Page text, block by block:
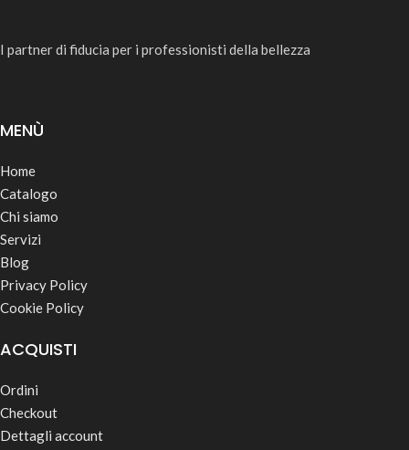
I partner di fiducia per i professionisti della bellezza
MENÙ
Home
Catalogo
Chi siamo
Servizi
Blog
Privacy Policy
Cookie Policy
ACQUISTI
Ordini
Checkout
Dettagli account